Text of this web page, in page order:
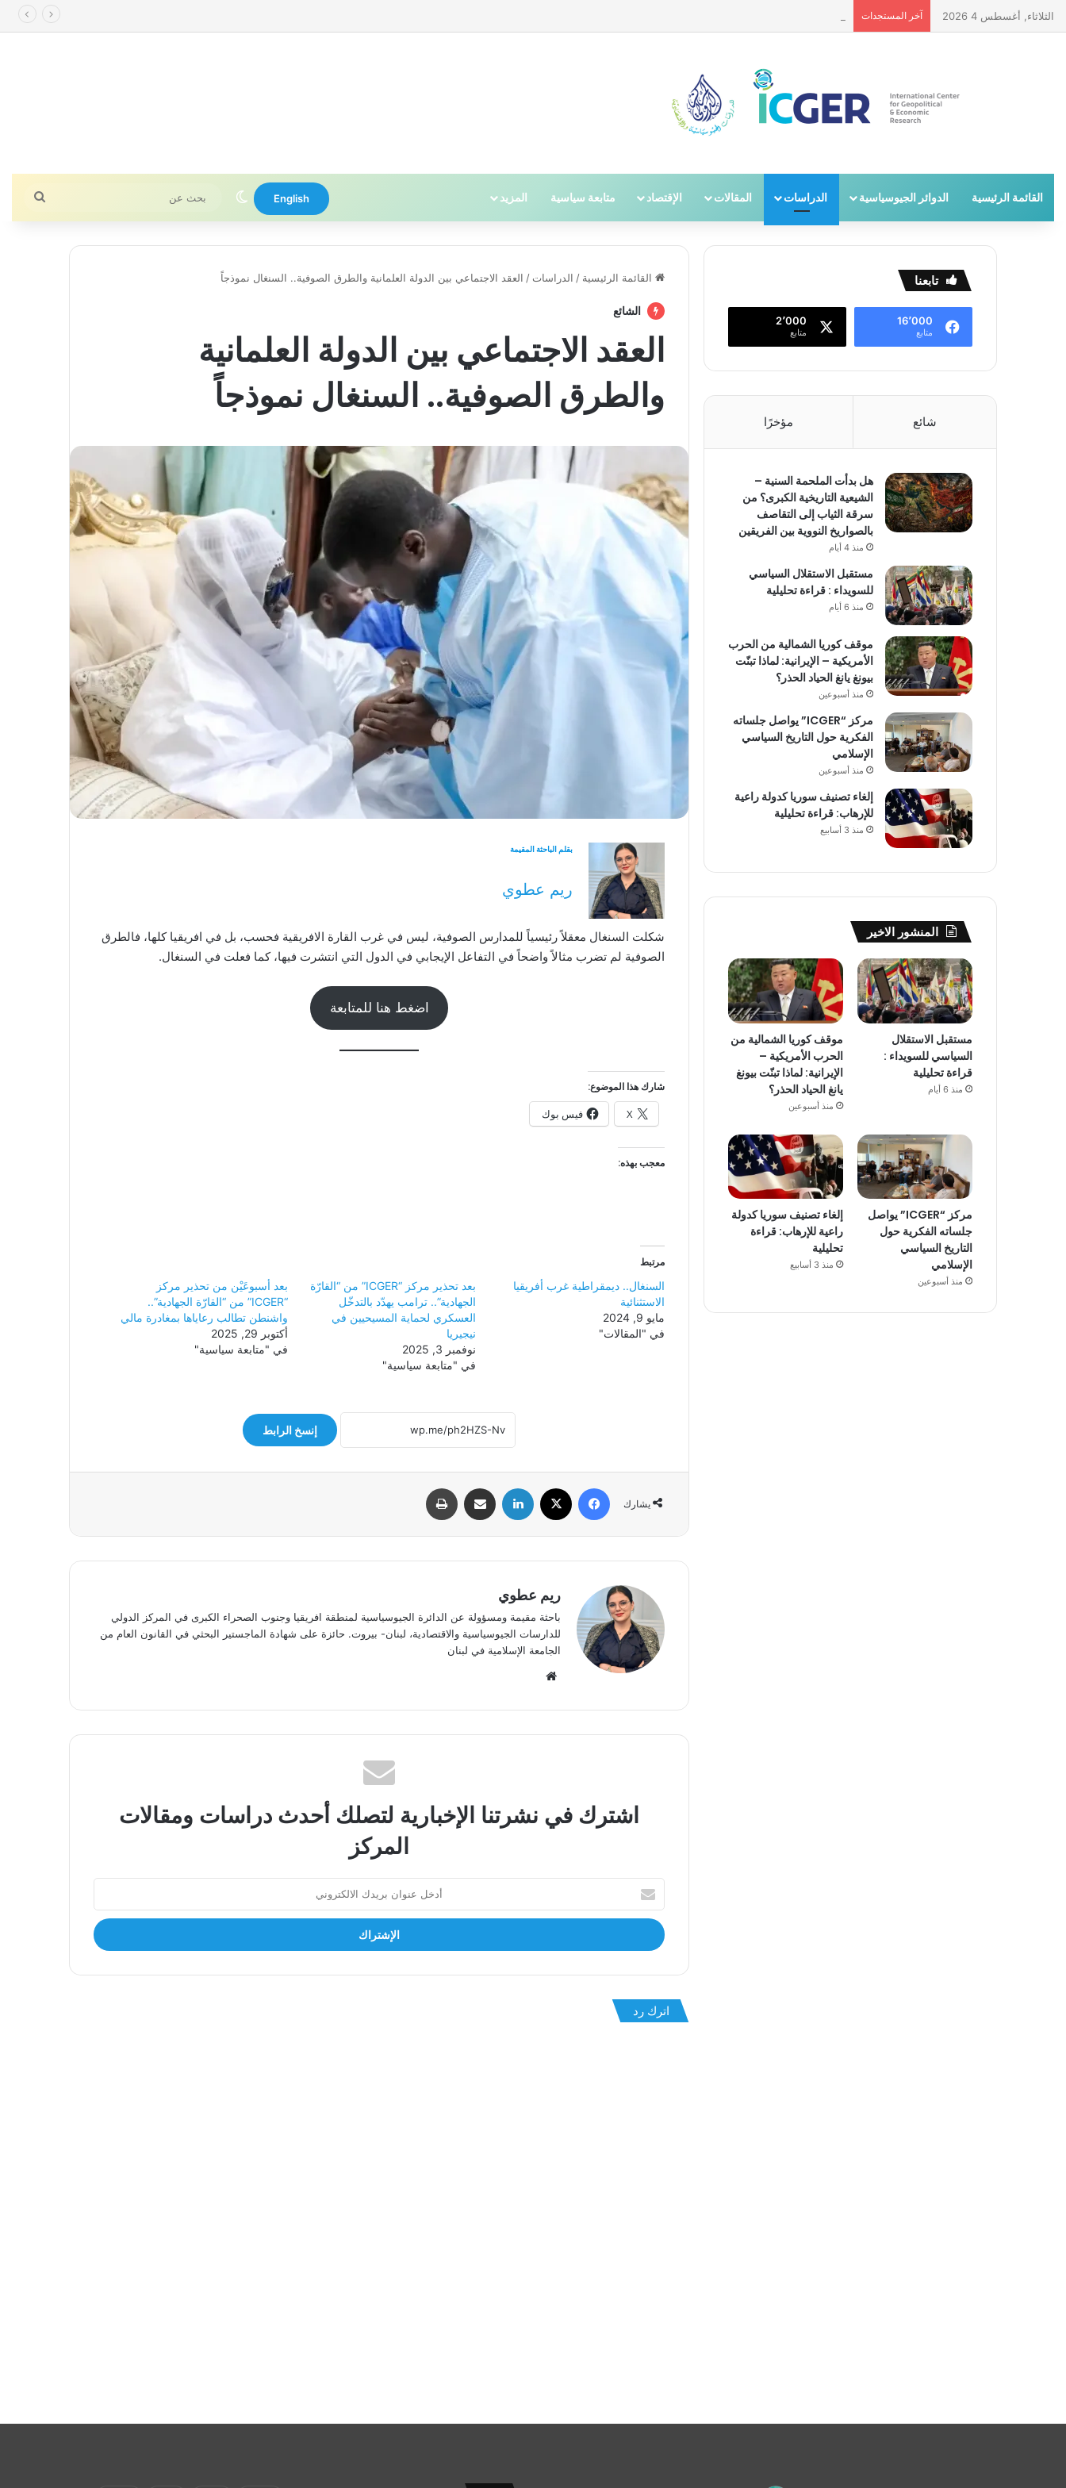
الثلاثاء, أغسطس 4 2026 آخر المستجدات
القائمة الرئيسية الدوائر الجيوسياسية الدراسات المقالات الإقتصاد متابعة سياسية المزيد English الوضع المظلم
بحث
عن
القائمة الرئيسية / الدراسات / العقد الاجتماعي بين الدولة العلمانية والطرق الصوفية.. السنغال نموذجاً
الشائع
العقد الاجتماعي بين الدولة العلمانية
والطرق الصوفية.. السنغال نموذجاً
بقلم الباحثة المقيمة
ريم عطوي
شكلت السنغال معقلاً رئيسياً للمدارس الصوفية، ليس في غرب القارة الافريقية فحسب، بل في افريقيا كلها، فالطرق
الصوفية لم تضرب مثالاً واضحاً في التفاعل الإيجابي في الدول التي انتشرت فيها، كما فعلت في السنغال.
اضغط هنا للمتابعة
شارك هذا الموضوع:
X فيس بوك
معجب بهذه:
مرتبط
السنغال.. ديمقراطية غرب أفريقيا
الاستثنائية
مايو 9, 2024
في "المقالات"
بعد تحذير مركز “ICGER” من “القارّة
الجهادية”.. ترامب يهدّد بالتدخّل
العسكري لحماية المسيحيين في
نيجيريا
نوفمبر 3, 2025
في "متابعة سياسية"
بعد أسبوعَيْن من تحذير مركز
“ICGER” من “القارّة الجهادية”..
واشنطن تطالب رعاياها بمغادرة مالي
أكتوبر 29, 2025
في "متابعة سياسية"
إنسخ الرابط
يشارك
فيسبوك لينكدإن المشاركة عبر البريد الإلكتروني
ريم عطوي
باحثة مقيمة ومسؤولة عن الدائرة الجيوسياسية لمنطقة افريقيا وجنوب الصحراء الكبرى في المركز الدولي
للدارسات الجيوسياسية والاقتصادية، لبنان- بيروت. حائزة على شهادة الماجستير البحثي في القانون العام من
الجامعة الإسلامية في لبنان
اشترك في نشرتنا الإخبارية لتصلك أحدث دراسات ومقالات
المركز
عنوان
بريدك
الالكتروني
اترك رد
تابعنا
16٬000
متابع
2٬000
متابع
شائع مؤخرًا
هل بدأت الملحمة السنية –
الشيعية التاريخية الكبرى؟ من
سرقة الثياب إلى التقاصف
بالصواريخ النووية بين الفريقين
منذ 4 أيام
مستقبل الاستقلال السياسي
للسويداء : قراءة تحليلية
منذ 6 أيام
موقف كوريا الشمالية من الحرب
الأمريكية – الإيرانية: لماذا تبنّت
بيونغ يانغ الحياد الحذر؟
منذ أسبوعين
مركز “ICGER” يواصل جلساته
الفكرية حول التاريخ السياسي
الإسلامي
منذ أسبوعين
إلغاء تصنيف سوريا كدولة راعية
للإرهاب: قراءة تحليلية
منذ 3 أسابيع
المنشور الاخير
مستقبل الاستقلال
السياسي للسويداء :
قراءة تحليلية
منذ 6 أيام
موقف كوريا الشمالية من
الحرب الأمريكية –
الإيرانية: لماذا تبنّت بيونغ
يانغ الحياد الحذر؟
منذ أسبوعين
مركز “ICGER” يواصل
جلساته الفكرية حول
التاريخ السياسي
الإسلامي
منذ أسبوعين
إلغاء تصنيف سوريا كدولة
راعية للإرهاب: قراءة
تحليلية
منذ 3 أسابيع